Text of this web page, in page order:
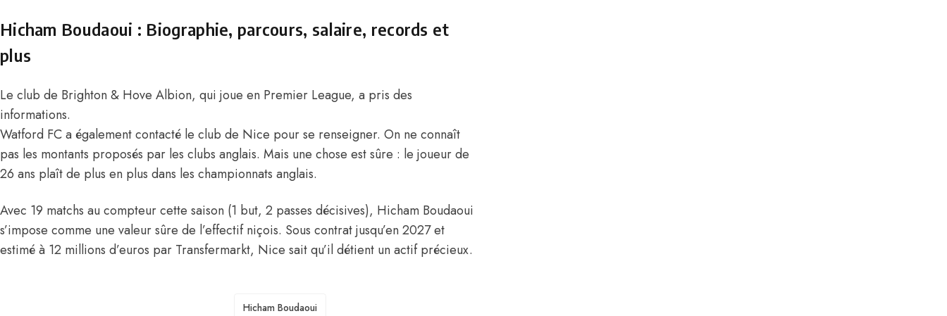
Hicham Boudaoui : Biographie, parcours, salaire, records et
plus
Le club de Brighton & Hove Albion, qui joue en Premier League, a pris des
informations.
Watford FC a également contacté le club de Nice pour se renseigner. On ne connaît
pas les montants proposés par les clubs anglais. Mais une chose est sûre : le joueur de
26 ans plaît de plus en plus dans les championnats anglais.
Avec 19 matchs au compteur cette saison (1 but, 2 passes décisives), Hicham Boudaoui
s’impose comme une valeur sûre de l’effectif niçois. Sous contrat jusqu’en 2027 et
estimé à 12 millions d’euros par Transfermarkt, Nice sait qu’il détient un actif précieux.
TAGS
Hicham Boudaoui